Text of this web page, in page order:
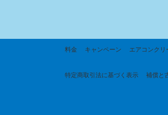
料金 キャンペーン エアコンクリ
特定商取引法に基づく 表示 補償と